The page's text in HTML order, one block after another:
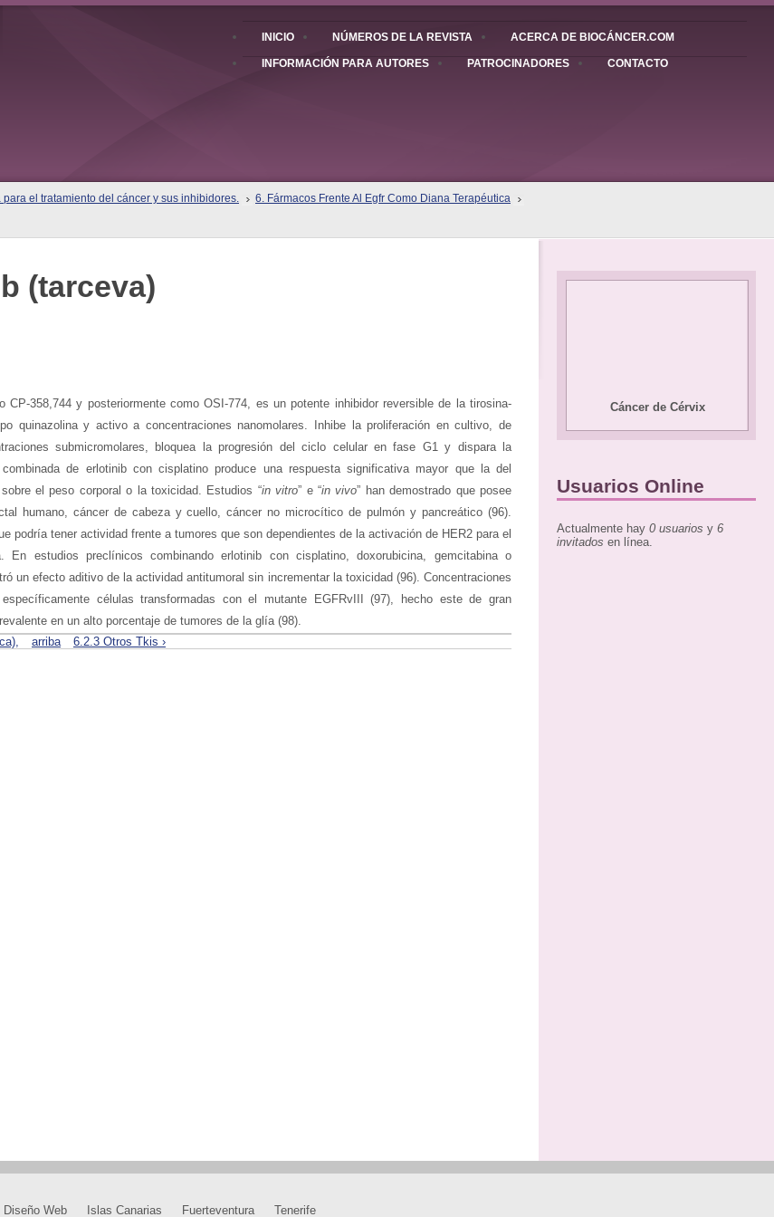
INICIO NÚMEROS DE LA REVISTA ACERCA DE BIOCÁNCER.COM
INFORMACIÓN PARA AUTORES PATROCINADORES CONTACTO
el tratamiento del cáncer y sus inhibidores.
6. Fármacos Frente Al Egfr Como Diana Terapéutica
Cáncer de Cérvix
Usuarios Online
Actualmente hay 0 usuarios y 6
invitados en línea.
(tarceva)
CP-358,744 y posteriormente como OSI-774, es un potente inhibidor reversible de la tirosina-
quinazolina y activo a concentraciones nanomolares. Inhibe la proliferación en cultivo, de
submicromolares, bloquea la progresión del ciclo celular en fase G1 y dispara la
de erlotinib con cisplatino produce una respuesta significativa mayor que la del
el peso corporal o la toxicidad. Estudios “in vitro” e “in vivo” han demostrado que posee
humano, cáncer de cabeza y cuello, cáncer no microcítico de pulmón y pancreático (96).
podría tener actividad frente a tumores que son dependientes de la activación de HER2 para el
En estudios preclínicos combinando erlotinib con cisplatino, doxorubicina, gemcitabina o
un efecto aditivo de la actividad antitumoral sin incrementar la toxicidad (96). Concentraciones
específicamente células transformadas con el mutante EGFRvIII (97), hecho este de gran
en un alto porcentaje de tumores de la glía (98).
arriba 6.2.3 Otros Tkis ›
Diseño Web Islas Canarias Fuerteventura Tenerife